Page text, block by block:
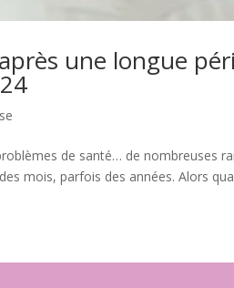
une longue
de santé… de nombreuses
mois, parfois des années. Alors